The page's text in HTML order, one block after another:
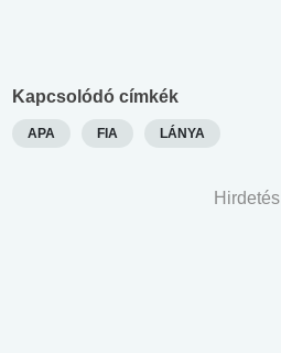
Kapcsolódó címkék
APA FIA LÁNYA
Hirdetés